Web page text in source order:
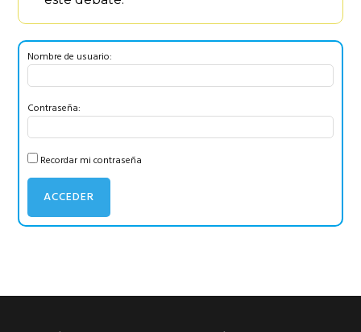
Nombre de usuario:
Contraseña:
Recordar mi contraseña
ACCEDER